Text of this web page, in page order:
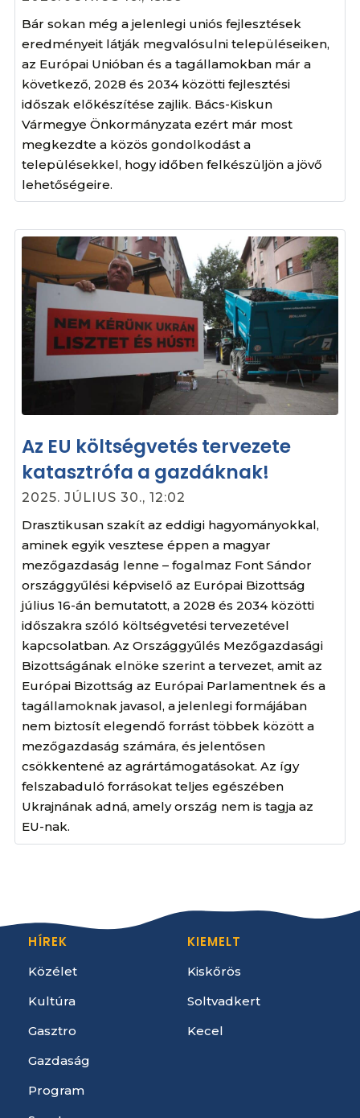
Bár sokan még a jelenlegi uniós fejlesztések
eredményeit látják megvalósulni településeiken,
az Európai Unióban és a tagállamokban már a
következő, 2028 és 2034 közötti fejlesztési
időszak előkészítése zajlik. Bács-Kiskun
Vármegye Önkormányzata ezért már most
megkezdte a közös gondolkodást a
településekkel, hogy időben felkészüljön a jövő
lehetőségeire.
Az EU költségvetés tervezete
katasztrófa a gazdáknak!
2025. JÚLIUS 30., 12:02
Drasztikusan szakít az eddigi hagyományokkal,
aminek egyik vesztese éppen a magyar
mezőgazdaság lenne – fogalmaz Font Sándor
országgyűlési képviselő az Európai Bizottság
július 16-án bemutatott, a 2028 és 2034 közötti
időszakra szóló költségvetési tervezetével
kapcsolatban. Az Országgyűlés Mezőgazdasági
Bizottságának elnöke szerint a tervezet, amit az
Európai Bizottság az Európai Parlamentnek és a
tagállamoknak javasol, a jelenlegi formájában
nem biztosít elegendő forrást többek között a
mezőgazdaság számára, és jelentősen
csökkentené az agrártámogatásokat. Az így
felszabaduló forrásokat teljes egészében
Ukrajnának adná, amely ország nem is tagja az
EU-nak.
HÍREK
Közélet
Kultúra
Gasztro
Gazdaság
Program
KIEMELT
Kiskőrös
Soltvadkert
Kecel